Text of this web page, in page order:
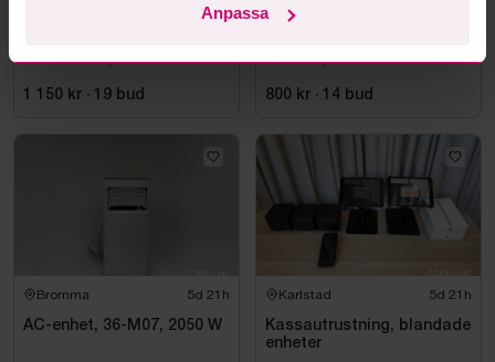
Anpassa
5d 22h
CU34E4CW, 34 tum
1 150 kr · 19 bud
Bromma
QM50C, 50 tum
800 kr · 14 bud
Bromma 5d 21h
AC-enhet, 36-M07, 2050 W
Karlstad 5d 21h
Kassautrustning, blandade
enheter